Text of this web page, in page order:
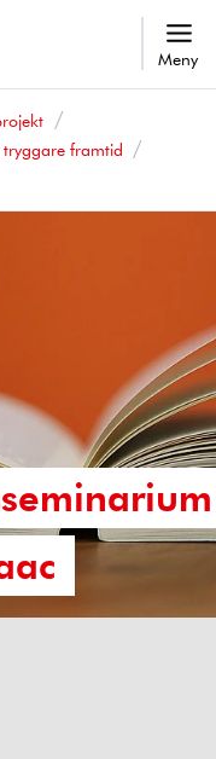
Meny
framtid